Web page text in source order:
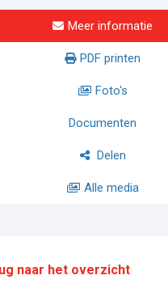
Meer informatie
PDF printen
Foto's
Documenten
Delen
Alle media
naar het overzicht